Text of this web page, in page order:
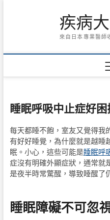
疾病
來自日本專業醫師
睡眠呼吸中止症好困
每天都睡不飽，室友又覺得我
有好好睡覺，為什麼就是越睡
眠。小心，這些可能是睡眠呼
症沒有明確外顯症狀，通常就
是夜半時常驚醒，導致睡醒了
睡眠障礙不可忽